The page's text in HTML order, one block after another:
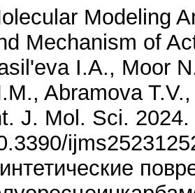
Modeling
Mechanism of
I.A., Moor
Abramova
J. Mol. Sci.